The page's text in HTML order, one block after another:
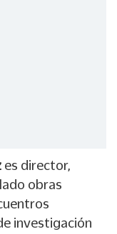
es director,
obras
investigación